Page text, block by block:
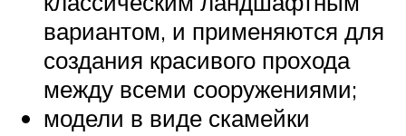
вариантом, и применяются для
создания красивого прохода
между всеми сооружениями;
модели в виде скамейки